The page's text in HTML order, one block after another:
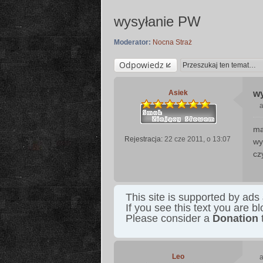
wysyłanie PW
Moderator: Nocna Straż
Odpowiedz
Asiek
Rejestracja: 22 cze 2011, o 13:07
s
t
This site is supported by ads
If you see this text you are
Please consider a Donation
Leo